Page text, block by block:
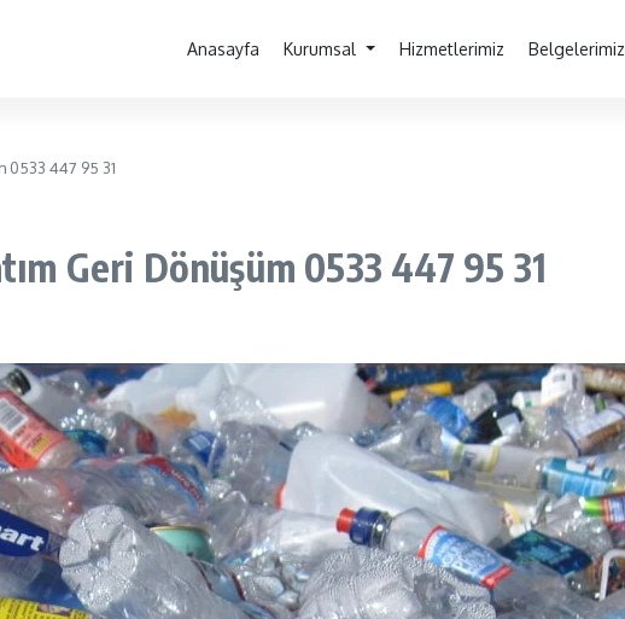
Anasayfa Kurumsal Hizmetlerimiz Belgelerimiz
0533 447 95 31
Geri Dönüşüm 0533 447 95 31